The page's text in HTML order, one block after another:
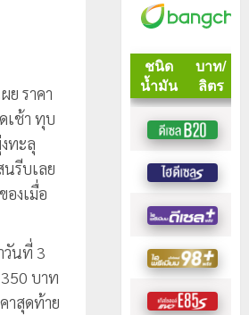
ย ราคา
เช้า ทุบ
ทะลุ
รีบเลย
องเมื่อ
วันที่ 3
บาท
าสุดท้าย